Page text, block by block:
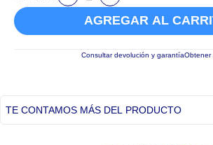
AGREGAR AL
Consultar devolución y garantíaObtener
TE CONTAMOS MÁS DEL PRODUCTO